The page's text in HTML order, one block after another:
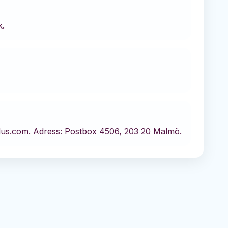
Adress: Postbox 4506, 203 20 Malmö.